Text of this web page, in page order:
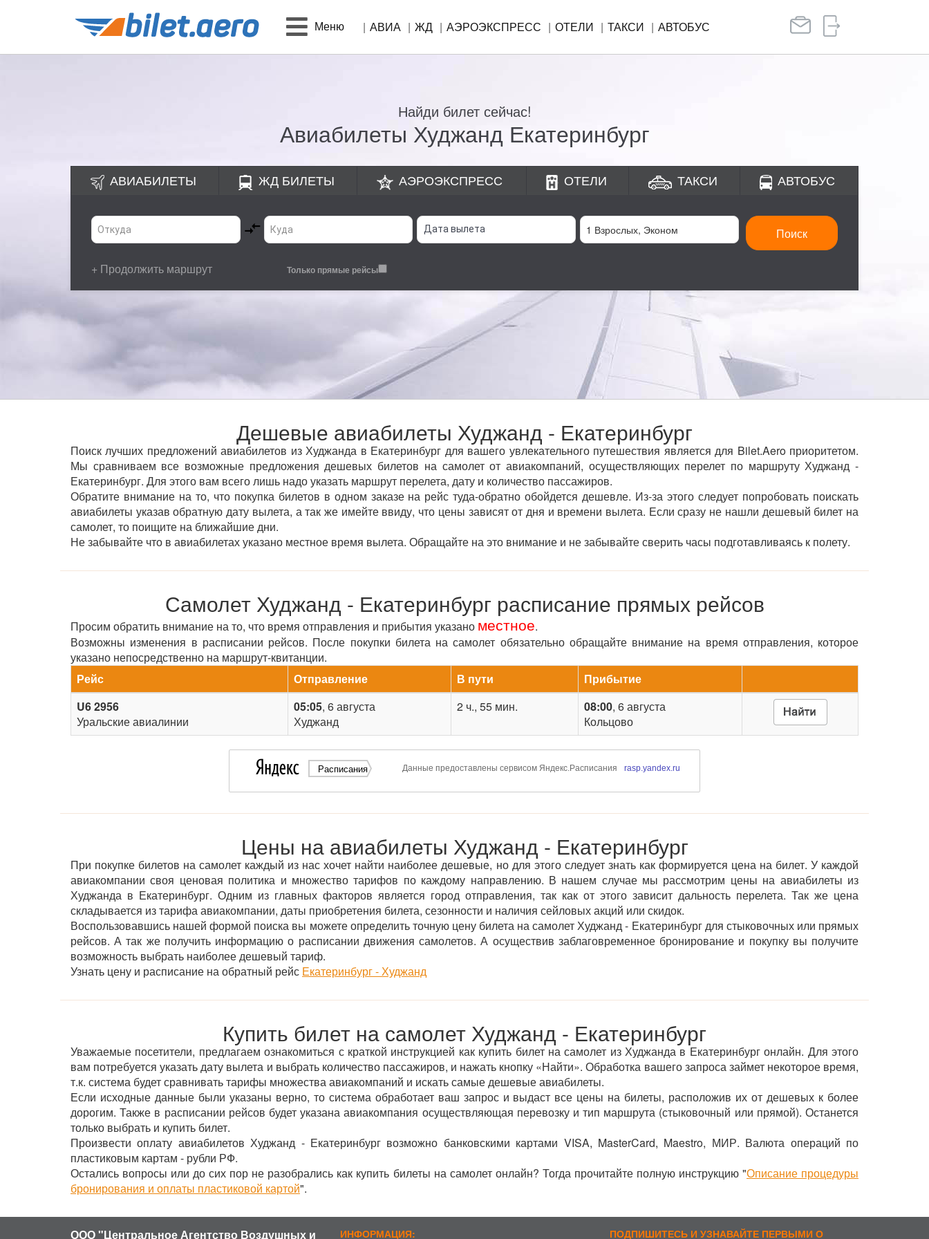
Меню АВИА ЖД АЭРОЭКСПРЕСС ОТЕЛИ ТАКСИ АВТОБУС
Найди билет сейчас!
Авиабилеты Худжанд Екатеринбург
АВИАБИЛЕТЫ ЖД БИЛЕТЫ АЭРОЭКСПРЕСС ОТЕЛИ ТАКСИ АВТОБУС
Поиск
+ Продолжить маршрут Только прямые рейсы
Дешевые авиабилеты Худжанд - Екатеринбург
Поиск лучших предложений авиабилетов из Худжанда в Екатеринбург для вашего увлекательного путешествия является для Bilet.Aero приоритетом.
Мы сравниваем все возможные предложения дешевых билетов на самолет от авиакомпаний, осуществляющих перелет по маршруту Худжанд -
Екатеринбург. Для этого вам всего лишь надо указать маршрут перелета, дату и количество пассажиров.
Обратите внимание на то, что покупка билетов в одном заказе на рейс туда-обратно обойдется дешевле. Из-за этого следует попробовать поискать
авиабилеты указав обратную дату вылета, а так же имейте ввиду, что цены зависят от дня и времени вылета. Если сразу не нашли дешевый билет на
самолет, то поищите на ближайшие дни.
Не забывайте что в авиабилетах указано местное время вылета. Обращайте на это внимание и не забывайте сверить часы подготавливаясь к полету.
Самолет Худжанд - Екатеринбург расписание прямых рейсов
Просим обратить внимание на то, что время отправления и прибытия указано местное.
Возможны изменения в расписании рейсов. После покупки билета на самолет обязательно обращайте внимание на время отправления, которое
указано непосредственно на маршрут-квитанции.
Рейс
Отправление В пути
Прибытие
U6 2956
Уральские авиалинии
05:05, 6 августа
Худжанд
2 ч., 55 мин. 08:00, 6 августа
Кольцово
Расписания Данные предоставлены сервисом Яндекс.Расписания rasp.yandex.ru
Цены на авиабилеты Худжанд - Екатеринбург
При покупке билетов на самолет каждый из нас хочет найти наиболее дешевые, но для этого следует знать как формируется цена на билет. У каждой
авиакомпании своя ценовая политика и множество тарифов по каждому направлению. В нашем случае мы рассмотрим цены на авиабилеты из
Худжанда в Екатеринбург. Одним из главных факторов является город отправления, так как от этого зависит дальность перелета. Так же цена
складывается из тарифа авиакомпании, даты приобретения билета, сезонности и наличия сейловых акций или скидок.
Воспользовавшись нашей формой поиска вы можете определить точную цену билета на самолет Худжанд - Екатеринбург для стыковочных или прямых
рейсов. А так же получить информацию о расписании движения самолетов. А осуществив заблаговременное бронирование и покупку вы получите
возможность выбрать наиболее дешевый тариф.
Узнать цену и расписание на обратный рейс Екатеринбург - Худжанд
Купить билет на самолет Худжанд - Екатеринбург
Уважаемые посетители, предлагаем ознакомиться с краткой инструкцией как купить билет на самолет из Худжанда в Екатеринбург онлайн. Для этого
вам потребуется указать дату вылета и выбрать количество пассажиров, и нажать кнопку «Найти». Обработка вашего запроса займет некоторое время,
т.к. система будет сравнивать тарифы множества авиакомпаний и искать самые дешевые авиабилеты.
Если исходные данные были указаны верно, то система обработает ваш запрос и выдаст все цены на билеты, расположив их от дешевых к более
дорогим. Также в расписании рейсов будет указана авиакомпания осуществляющая перевозку и тип маршрута (стыковочный или прямой). Останется
только выбрать и купить билет.
Произвести оплату авиабилетов Худжанд - Екатеринбург возможно банковскими картами VISA, MasterCard, Maestro, МИР. Валюта операций по
пластиковым картам - рубли РФ.
Остались вопросы или до сих пор не разобрались как купить билеты на самолет онлайн? Тогда прочитайте полную инструкцию "Описание процедуры
бронирования и оплаты пластиковой картой".
ООО "Центральное Агентство Воздушных и ИНФОРМАЦИЯ: ПОДПИШИТЕСЬ И УЗНАВАЙТЕ ПЕРВЫМИ О